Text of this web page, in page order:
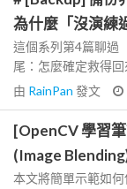
為什麼「沒演練
這個系列第4篇聊過
尾：怎麼確定救得回
由 RainPan 發文
[OpenCV 學習
(Image
本文將簡單示範如